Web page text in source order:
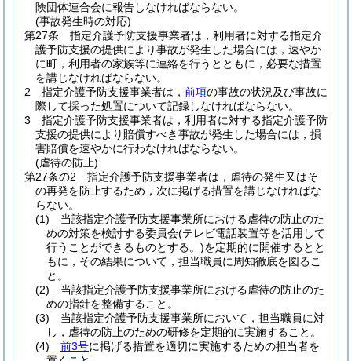
険団体連合会に報告しなければならない。
(事故発生時の対応)
第27条
指定介護予防支援事業者は，利用者に対する指定介
護予防支援の提供により事故が発生した場合には，速やか
に町，利用者の家族等に連絡を行うとともに，必要な措置
を講じなければならない。
2
指定介護予防支援事業者は， 前項の事故の状況及び事故に
際して採った処置について記録しなければならない。
3
指定介護予防支援事業者は，利用者に対する指定介護予防
支援の提供により賠償すべき事故が発生した場合には，損
害賠償を速やかに行わなければならない。
(虐待の防止)
第27条の2
指定介護予防支援事業者は，虐待の発生又はそ
の再発を防止するため，次に掲げる措置を講じなければな
らない。
(1)
当該指定介護予防支援事業所における虐待の防止のた
めの対策を検討する委員会(テレビ電話装置等を活用して
行うことができるものとする。)を定期的に開催するとと
もに，その結果について，担当職員に周知徹底を図るこ
と。
(2)
当該指定介護予防支援事業所における虐待の防止のた
めの指針を整備すること。
(3)
当該指定介護予防支援事業所において，担当職員に対
し，虐待の防止のための研修を定期的に実施すること。
(4)
前3号に掲げる措置を適切に実施するための担当者を